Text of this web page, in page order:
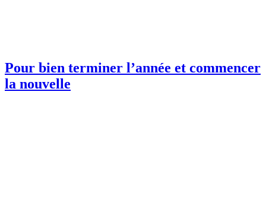
Pour bien terminer l’année et commencer
la nouvelle